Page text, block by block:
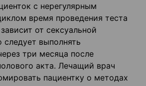
с нерегулярным
время проведения теста
от сексуальной
следует выполнять
три месяца после
акта. Лечащий врач
пациентку о методах